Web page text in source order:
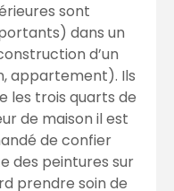
sont
dans un
d’un
appartement). Ils
les trois quarts de
de maison il est
de confier
des peintures sur
prendre soin de